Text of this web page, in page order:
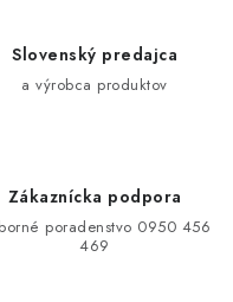
Slovenský predajca
a výrobca produktov
Zákaznícka podpora
poradenstvo 0950 456
469